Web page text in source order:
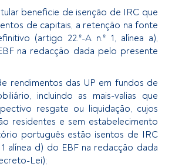
beneficie de isenção de IRC que
de capitais, a retenção na fonte
(artigo 22.º-A n.º 1, alínea a),
na redacção dada pelo presente
das UP em fundos de
incluindo as mais-valias que
resgate ou liquidação, cujos
residentes e sem estabelecimento
português estão isentos de IRC
1 alínea d) do EBF na redacção dada
Lei);